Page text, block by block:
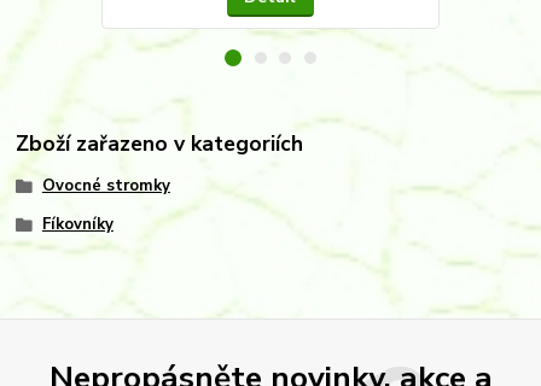
Zboží zařazeno v kategoriích
Ovocné stromky
Fíkovníky